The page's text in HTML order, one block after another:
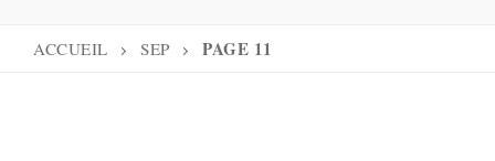
ACCUEIL SEP PAGE 11